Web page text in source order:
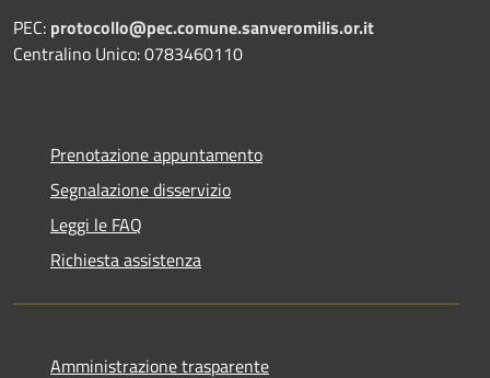
PEC: protocollo@pec.comune.sanveromilis.or.it
Centralino Unico: 0783460110
Prenotazione appuntamento
Segnalazione disservizio
Leggi le FAQ
Richiesta assistenza
Amministrazione trasparente